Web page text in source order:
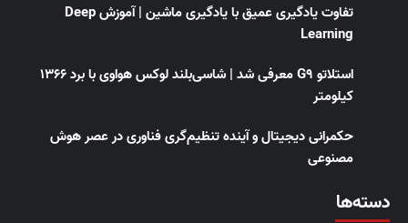
تفاوت یادگیری عمیق با یادگیری ماشین | آموزش Deep
Learning
استلاتو G9 معرفی شد | شاسی‌بلند لوکس هواوی با برد ۱۳۶۶
کیلومتر
حکمرانی دیجیتال و آینده تنظیم‌گری فناوری در عصر هوش
مصنوعی
دسته‌ها